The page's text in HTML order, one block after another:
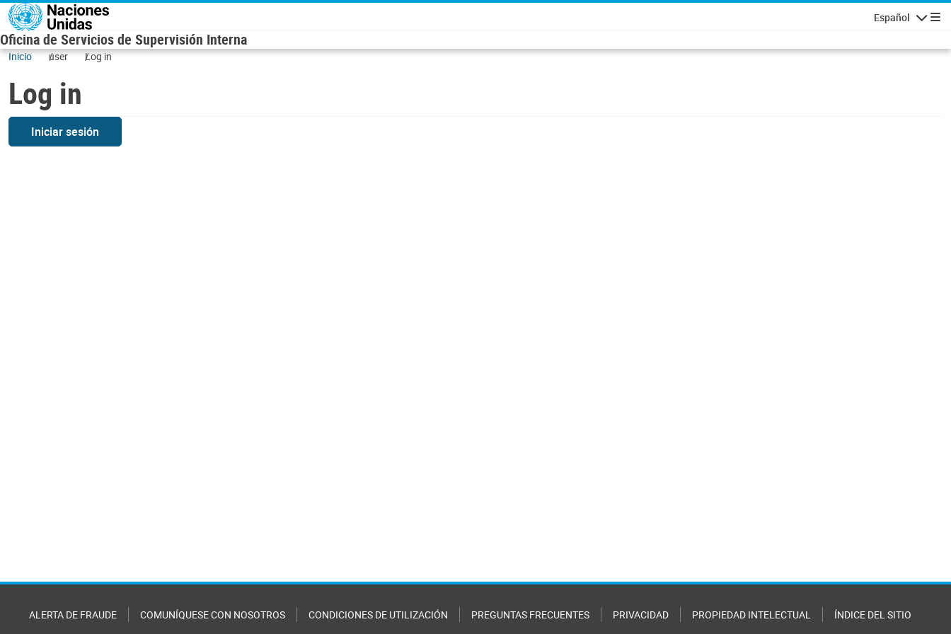
Skip to main content
Español
Oficina de Servicios de Supervisión Interna
Inicio user Log in
Log in
Iniciar sesión
ALERTA DE FRAUDE COMUNÍQUESE CON NOSOTROS CONDICIONES DE UTILIZACIÓN PREGUNTAS FRECUENTES PRIVACIDAD PROPIEDAD INTELECTUAL ÍNDICE DEL SITIO